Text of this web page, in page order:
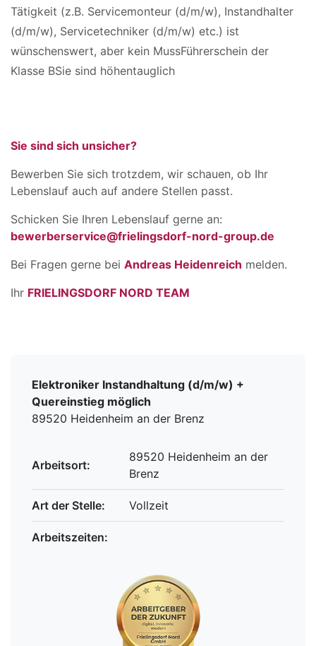
Tätigkeit (z.B. Servicemonteur (d/m/w), Instandhalter
(d/m/w), Servicetechniker (d/m/w) etc.) ist
wünschenswert, aber kein MussFührerschein der
Klasse BSie sind höhentauglich
Sie sind sich unsicher?
Bewerben Sie sich trotzdem, wir schauen, ob Ihr
Lebenslauf auch auf andere Stellen passt.
Schicken Sie Ihren Lebenslauf gerne an:
bewerberservice@frielingsdorf-nord-group.de
Bei Fragen gerne bei Andreas Heidenreich melden.
Ihr FRIELINGSDORF NORD TEAM
Elektroniker Instandhaltung (d/m/w) +
Quereinstieg möglich
89520 Heidenheim an der Brenz
Arbeitsort:
89520 Heidenheim an der
Brenz
Art der Stelle: Vollzeit
Arbeitszeiten: